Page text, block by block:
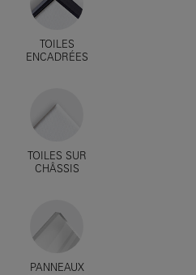
TOILES
ENCADRÉES
TOILES SUR
CHÂSSIS
PANNEAUX